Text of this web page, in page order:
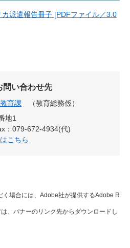
派遣報告冊子 [PDFファイル／3.0
問い合わせ先
育課
教育総務係
地1
：079-672-4934(代)
こちら
く場合には、Adobe社が提供するAdobe R
、バナーのリンク先からダウンロードし